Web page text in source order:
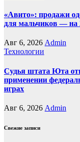
«Авито»: продажи
для мальчиков — на
Авг 6, 2026 Admin
Технологии
Судья штата Юта
применении
играх
Авг 6, 2026 Admin
Свежие записи